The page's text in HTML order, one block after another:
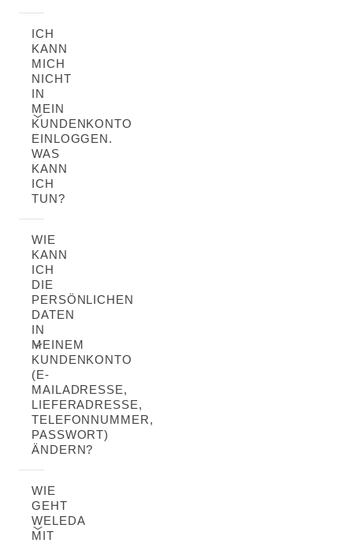
ICH
KANN
MICH
NICHT
IN
MEIN
KUNDENKONTO
EINLOGGEN.
WAS
KANN
ICH
TUN?
WIE
KANN
ICH
DIE
PERSÖNLICHEN
DATEN
IN
MEINEM
KUNDENKONTO
(E-
MAILADRESSE,
LIEFERADRESSE,
TELEFONNUMMER,
PASSWORT)
ÄNDERN?
WIE
GEHT
WELEDA
MIT